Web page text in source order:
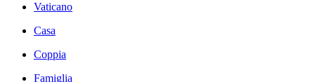
Vaticano
Casa
Coppia
Famiglia